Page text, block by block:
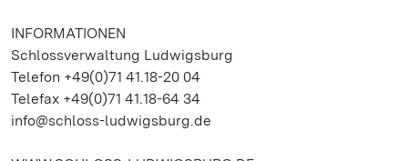
INFORMATIONEN
Schlossverwaltung Ludwigsburg
Telefon +49(0)71 41.18-20 04
Telefax +49(0)71 41.18-64 34
info@schloss-ludwigsburg.de